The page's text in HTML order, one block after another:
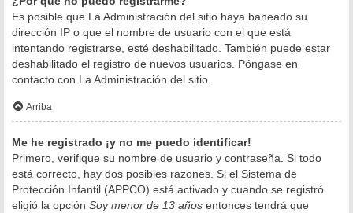
Es posible que La Administración del sitio haya baneado su
dirección IP o que el nombre de usuario con el que está
intentando registrarse, esté deshabilitado. También puede estar
deshabilitado el registro de nuevos usuarios. Póngase en
contacto con La Administración del sitio.
Arriba
Me he registrado ¡y no me puedo identificar!
Primero, verifique su nombre de usuario y contraseña. Si todo
está correcto, hay dos posibles razones. Si el Sistema de
Protección Infantil (APPCO) está activado y cuando se registró
eligió la opción Soy menor de 13 años entonces tendrá que